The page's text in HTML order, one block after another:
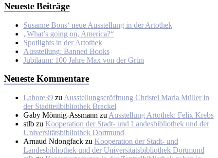
Neueste Beiträge
Susanne Bons‘ neue Ausstellung in der Artothek
„What’s going on, America?“
Spotlights in der Artothek
Ausstellung: Banned Books
Jubiläum: 100 Jahre Max von der Grün
Neueste Kommentare
Lahore39 zu Ausstellungseröffnung Christel Maria Müller in
der Stadtteilbibliothek Brackel
Gaby Mönnig-Assmann zu Ausstellung Artothek: Felix Krebs
stlb zu Kooperation der Stadt- und Landesbibliothek und der
Universitätsbibliothek Dortmund
Arnaud Ndongfack zu Kooperation der Stadt- und
Landesbibliothek und der Universitätsbibliothek Dortmund